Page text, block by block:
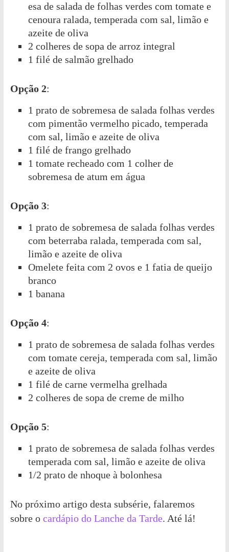
esa de salada de folhas verdes com tomate e
cenoura ralada, temperada com sal, limão e
azeite de oliva
2 colheres de sopa de arroz integral
1 filé de salmão grelhado
Opção 2:
1 prato de sobremesa de salada folhas verdes
com pimentão vermelho picado, temperada
com sal, limão e azeite de oliva
1 filé de frango grelhado
1 tomate recheado com 1 colher de
sobremesa de atum em água
Opção 3:
1 prato de sobremesa de salada folhas verdes
com beterraba ralada, temperada com sal,
limão e azeite de oliva
Omelete feita com 2 ovos e 1 fatia de queijo
branco
1 banana
Opção 4:
1 prato de sobremesa de salada folhas verdes
com tomate cereja, temperada com sal, limão
e azeite de oliva
1 filé de carne vermelha grelhada
2 colheres de sopa de creme de milho
Opção 5:
1 prato de sobremesa de salada folhas verdes
temperada com sal, limão e azeite de oliva
1/2 prato de nhoque à bolonhesa
No próximo artigo desta subsérie, falaremos
sobre o cardápio do Lanche da Tarde. Até lá!